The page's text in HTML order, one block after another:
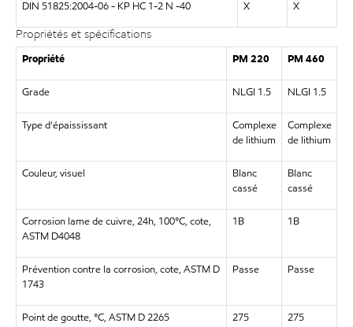
DIN 51825:2004-06 - KP HC 1-2 N -40 X X
Propriétés et spécifications
Propriété PM 220 PM 460
Grade NLGI 1.5 NLGI 1.5
Type d'épaississant
Complexe
de lithium
Complexe
de lithium
Couleur, visuel
Blanc
cassé
Blanc
cassé
Corrosion lame de cuivre, 24h, 100°C, cote,
ASTM D4048
1B 1B
Prévention contre la corrosion, cote, ASTM D
1743
Passe Passe
Point de goutte, °C, ASTM D 2265 275 275